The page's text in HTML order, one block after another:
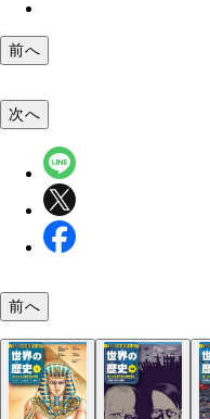
前へ
次へ
前へ